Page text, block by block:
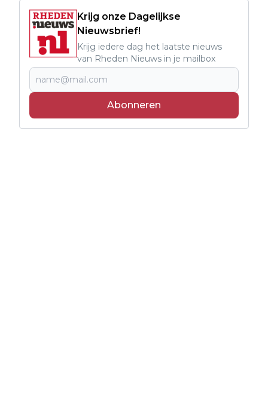
Krijg onze Dagelijkse
Nieuwsbrief!
Krijg iedere dag het laatste nieuws
van Rheden Nieuws in je mailbox
Abonneren